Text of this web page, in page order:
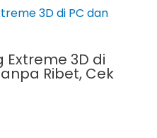
Extreme 3D di
Ribet, Cek